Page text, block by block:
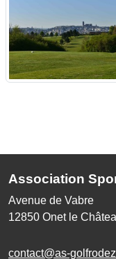
Association
Avenue de Vabre
12850 Onet le
contact@as-